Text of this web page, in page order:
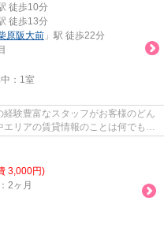
徒歩10分
徒歩13分
原阪大前 」駅 徒歩22分
： 1室
験豊富なスタッフがお客様のどん
リアの賃貸情報のことは何でもお
3,000円)
2ヶ月